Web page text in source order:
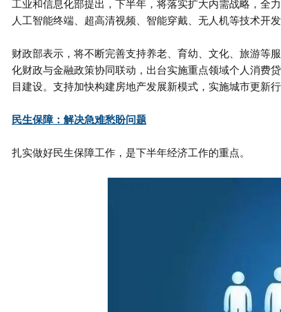
工业和信息化部提出，下半年，将落实扩大内需战略，全
人工智能终端、超高清视频、智能穿戴、无人机等技术开发
财政部表示，将不断完善支持养老、育幼、文化、旅游等
化财政与金融政策协同联动，出台实施重点领域个人消费
目建设。支持加快构建房地产发展新模式，实施城市更新
民生保障：解决急难愁盼问题
扎实做好民生保障工作，是下半年经济工作的重点。